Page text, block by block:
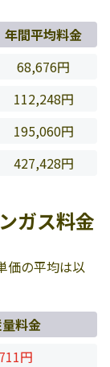
年間平均料金
68,676円
112,248円
195,060円
427,428円
ガス料金
価の平均は以
料金
711円